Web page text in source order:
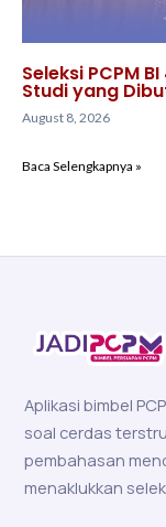
Seleksi PCPM
Studi yang
August 8, 2026
Baca Selengkapnya »
Aplikasi bimbel
soal cerdas
pembahasan
menaklukkan